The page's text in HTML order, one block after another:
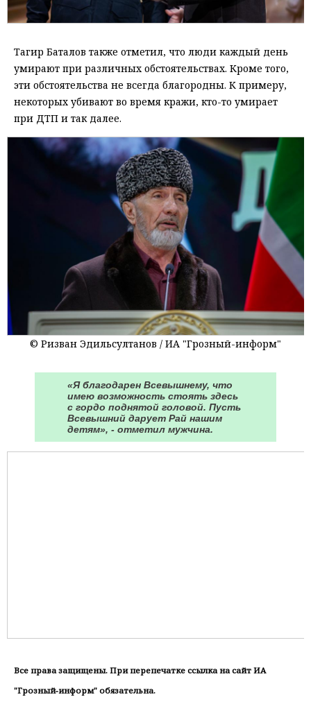
Тагир Баталов также отметил, что люди каждый день
умирают при различных обстоятельствах. Кроме того,
эти обстоятельства не всегда благородны. К примеру,
некоторых убивают во время кражи, кто-то умирает
при ДТП и так далее.
© Ризван Эдильсултанов / ИА "Грозный-информ"
«Я благодарен Всевышнему, что
имею возможность стоять здесь
с гордо поднятой головой. Пусть
Всевышний дарует Рай нашим
детям», - отметил мужчина.
Все права защищены. При перепечатке ссылка на сайт ИА
"Грозный-информ" обязательна.